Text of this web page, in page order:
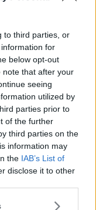
to third parties, or
for
below opt-out
note that after your
seeing
utilized by
parties prior to
of the further
third parties on the
information may
the IAB’s List of
disclose it to other
or more Google